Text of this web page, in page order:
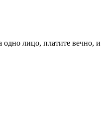
одно лицо, платите вечно, и